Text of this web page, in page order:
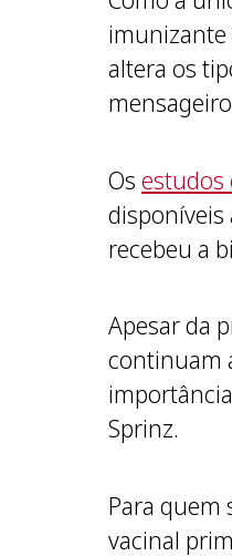
imunizante
altera os
Osestudos
recebeu a
Apesar da
continuam
Sprinz.
Para quem
vacinal